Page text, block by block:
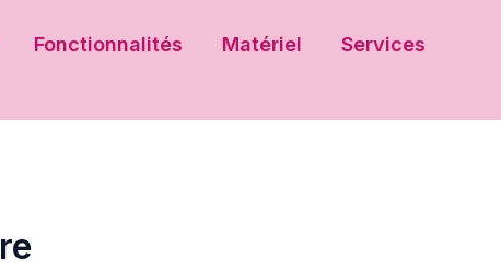
Fonctionnalités Matériel
Services